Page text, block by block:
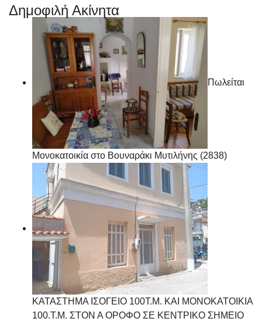
Δημοφιλή Ακίνητα
Πωλείται
Μονοκατοικία στο Βουναράκι Μυτιλήνης (2838)
ΚΑΤΑΣΤΗΜΑ ΙΣΟΓΕΙΟ 100Τ.Μ. ΚΑΙ ΜΟΝΟΚΑΤΟΙΚΙΑ
100.Τ.Μ. ΣΤΟΝ Α ΟΡΟΦΟ ΣΕ ΚΕΝΤΡΙΚΟ ΣΗΜΕΙΟ